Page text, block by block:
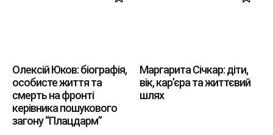
Олексій Юков: біографія,
особисте життя та
смерть на фронті
керівника пошукового
загону “Плацдарм”
Маргарита Січкар: діти,
вік, кар’єра та життєвий
шлях